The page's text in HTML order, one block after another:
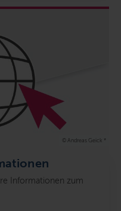
Informationen zum
© Andreas Geick *